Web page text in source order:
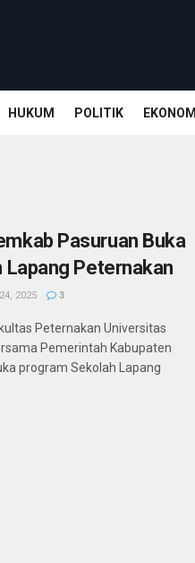
HUKUM POLITIK EKONOMI
Pasuruan Buka
Peternakan
2025 3
Peternakan Universitas
Pemerintah Kabupaten
program Sekolah Lapang